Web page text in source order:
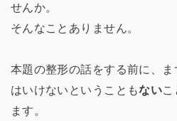
せんか。
そんなことありません。
本題の整形の話をする前に、
はいけないということもないこ
ます。